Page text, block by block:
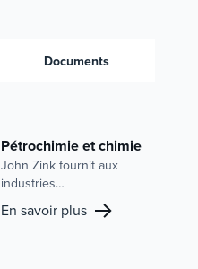
Documents
Pétrochimie et chimie
John Zink fournit aux
industries
pétrochimiques et
chimiques des solutions
En savoir plus